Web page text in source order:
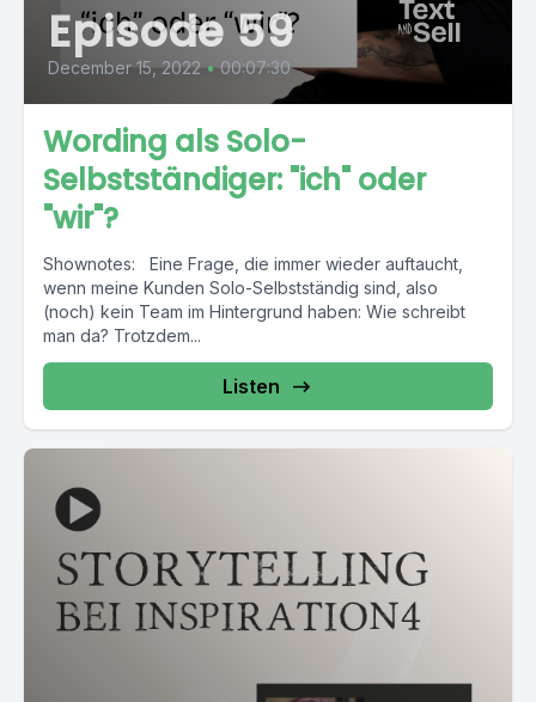
Episode 59
December 15, 2022 • 00:07:30
Wording als Solo-
Selbstständiger: "ich" oder
"wir"?
Shownotes: Eine Frage, die immer wieder auftaucht,
wenn meine Kunden Solo-Selbstständig sind, also
(noch) kein Team im Hintergrund haben: Wie schreibt
man da? Trotzdem...
Listen